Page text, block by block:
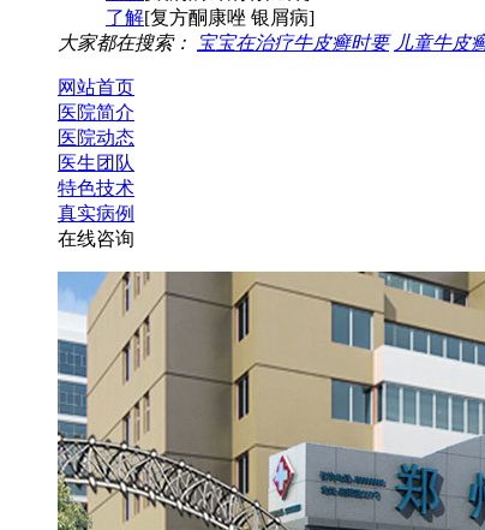
了解[复方酮康唑 银屑病]
大家都在搜索：
宝宝在治疗牛皮癣时要 儿童牛皮
网站首页
医院简介
医院动态
医生团队
特色技术
真实病例
在线咨询